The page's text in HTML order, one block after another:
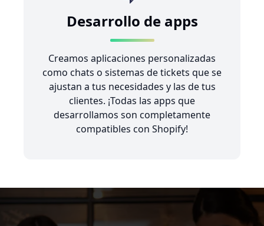
Desarrollo de apps
Creamos aplicaciones personalizadas
como chats o sistemas de tickets que se
ajustan a tus necesidades y las de tus
clientes. ¡Todas las apps que
desarrollamos son completamente
compatibles con Shopify!